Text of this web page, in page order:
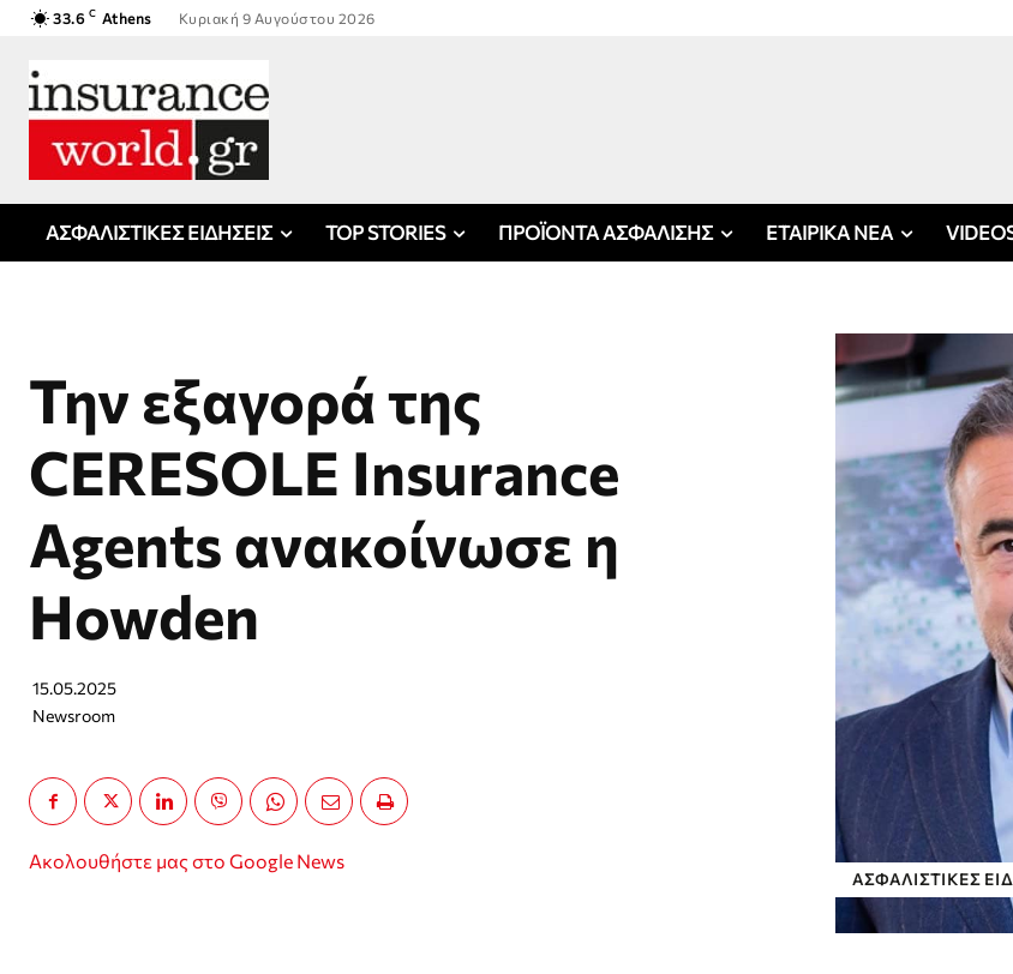
33.6 C Athens Κυριακή 9 Αυγούστου 2026
ΑΣΦΑΛΙΣΤΙΚΕΣ ΕΙΔΗΣΕΙΣ TOP STORIES ΠΡΟΪΟΝΤΑ ΑΣΦΑΛΙΣΗΣ ΕΤΑΙΡΙΚΑ ΝΕΑ
Την εξαγορά της
CERESOLE Insurance
Agents ανακοίνωσε η
Howden
15.05.2025
Newsroom
Ακολουθήστε μας στο Google News
ΑΣΦΑΛΙΣΤΙΚΕΣ